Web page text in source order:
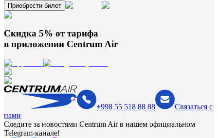
Приобрести билет
Скидка 5% от тарифа
в приложении Centrum Air
+998 55 518 88 88
Связаться с
нами
Следите за новостями Centrum Air в нашем официальном
Telegram-канале!